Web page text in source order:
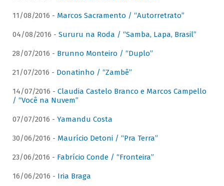
11/08/2016 - Marcos Sacramento / “Autorretrato”
04/08/2016 - Sururu na Roda / “Samba, Lapa, Brasil”
28/07/2016 - Brunno Monteiro / “Duplo”
21/07/2016 - Donatinho / “Zambê”
14/07/2016 - Claudia Castelo Branco e Marcos Campello
/ “Você na Nuvem”
07/07/2016 - Yamandu Costa
30/06/2016 - Maurício Detoni / “Pra Terra”
23/06/2016 - Fabrício Conde / “Fronteira”
16/06/2016 - Iria Braga